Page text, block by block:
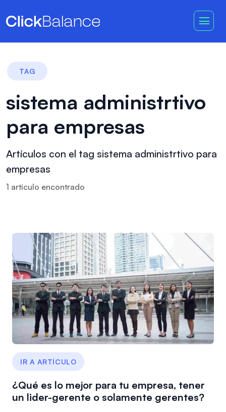
TAG
sistema administrtivo
para empresas
Artículos con el tag sistema administrtivo para
empresas
1 artículo encontrado
IR A ARTÍCULO
¿Qué es lo mejor para tu empresa, tener
un lider-gerente o solamente gerentes?